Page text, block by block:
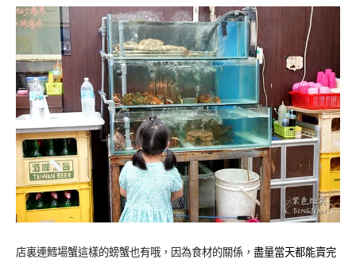
店裏連鱈場蟹這樣的螃蟹也有哦，因為食材的關係， 盡量當天都能賣完